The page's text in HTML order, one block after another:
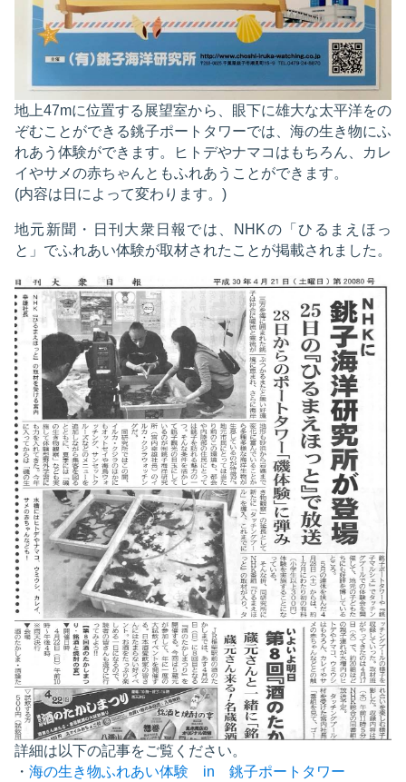
地上47mに位置する展望室から、眼下に雄大な太平洋をの
ぞむことができる銚子ポートタワーでは、海の生き物にふ
れあう体験ができます。ヒトデやナマコはもちろん、カレ
イやサメの赤ちゃんともふれあうことができます。
(内容は日によって変わります。)
地元新聞・日刊大衆日報では、NHKの「ひるまえほっ
と」でふれあい体験が取材されたことが掲載されました。
詳細は以下の記事をご覧ください。
・ 海の生き物ふれあい体験 in 銚子ポートタワー